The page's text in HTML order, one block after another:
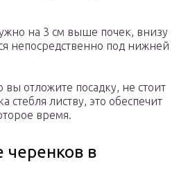
на 3 см выше почек, внизу
непосредственно под нижней
вы отложите посадку, не стоит
стебля листву, это обеспечит
время.
в